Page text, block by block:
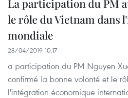
La participation du PM
le rôle du Vietnam dans
mondiale
28/04/2019 10:17
a participation du PM Nguyen
confirmé la bonne volonté et le
l'intégration économique